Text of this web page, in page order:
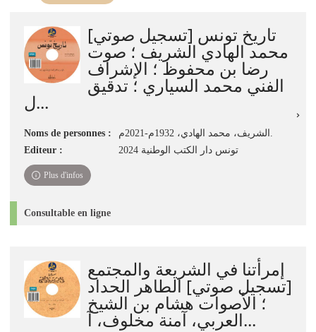
immédiate)
تاريخ تونس [تسجيل صوتي]
محمد الهادي الشريف ؛ صوت
رضا بن محفوظ ؛ الإشراف
الفني محمد السياري ؛ تدقيق
ل...
Noms de personnes :
الشريف، محمد الهادي، 1932م-2021م.
Editeur :
تونس دار الكتب الوطنية 2024
Plus d'infos
Consultable en ligne
إمرأتنا في الشريعة والمجتمع
[تسجيل صوتي] الطاهر الحداد
؛ الأصوات هشام بن الشيخ
العربي، آمنة مخلوف، آ...